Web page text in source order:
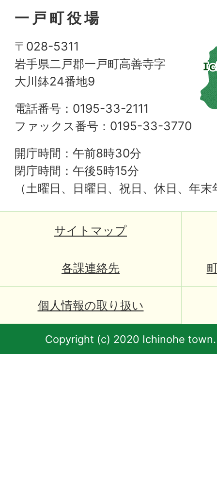
一戸町役場
〒028-5311
岩手県二戸郡一戸町高善寺字
大川鉢24番地9
電話番号：0195-33-2111
ファックス番号：0195-33-3770
開庁時間：午前8時30分
閉庁時間：午後5時15分
（土曜日、日曜日、祝日、休日、年
サイトマップ
各課連絡先
個人情報の取り扱い
Copyright (c) 2020 Ichinohe